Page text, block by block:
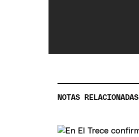
NOTAS RELACIONADAS